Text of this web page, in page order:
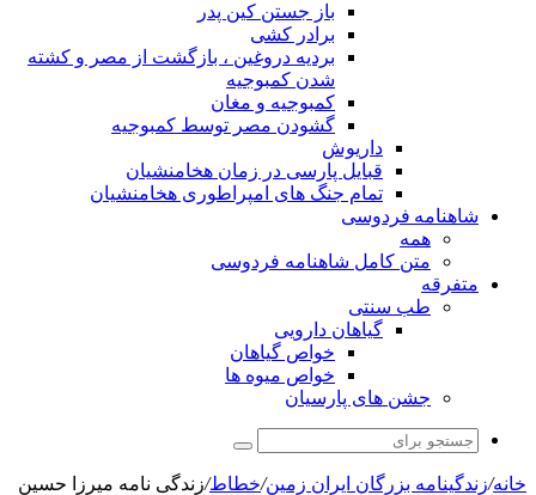
باز جستن کین پدر
برادر کشی
بردیه دروغین ، بازگشت از مصر و کشته
شدن کمبوجیه
کمبوجیه و مغان
گشودن مصر توسط کمبوجیه
داریوش
قبایل پارسی در زمان هخامنشیان
تمام جنگ های امپراطوری هخامنشیان
شاهنامه فردوسی
همه
متن کامل شاهنامه فردوسی
متفرقه
طب سنتی
گیاهان دارویی
خواص گیاهان
خواص میوه ها
جشن های پارسیان
جستجو
برای
خانه/زندگینامه بزرگان ایران زمین/خطاط/زندگی نامه میرزا حسین